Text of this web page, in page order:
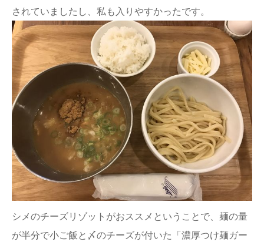
されていましたし、私も入りやすかったです。
シメのチーズリゾットがおススメということで、麺の量
が半分で小ご飯と〆のチーズが付いた「濃厚つけ麺ガー